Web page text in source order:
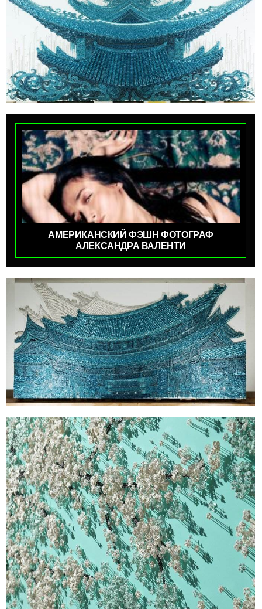
АМЕРИКАНСКИЙ ФЭШН ФОТОГРАФ
АЛЕКСАНДРА ВАЛЕНТИ